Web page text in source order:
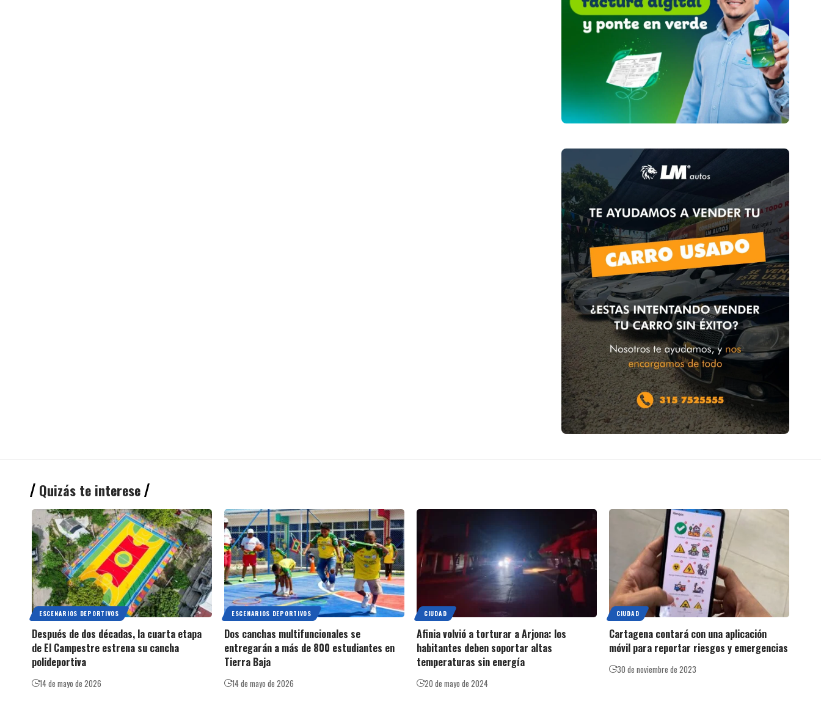
Quizás te interese
ESCENARIOS DEPORTIVOS
Después de dos décadas, la cuarta etapa
de El Campestre estrena su cancha
polideportiva
14 de mayo de 2026
ESCENARIOS DEPORTIVOS
Dos canchas multifuncionales se
entregarán a más de 800 estudiantes en
Tierra Baja
14 de mayo de 2026
CIUDAD
Afinia volvió a torturar a Arjona: los
habitantes deben soportar altas
temperaturas sin energía
20 de mayo de 2024
CIUDAD
Cartagena contará con una aplicación
móvil para reportar riesgos y emergencias
30 de noviembre de 2023